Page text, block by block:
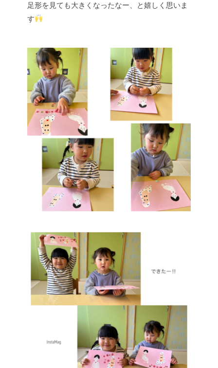
足形を見ても大きくなったなー、と嬉しく思いま
す